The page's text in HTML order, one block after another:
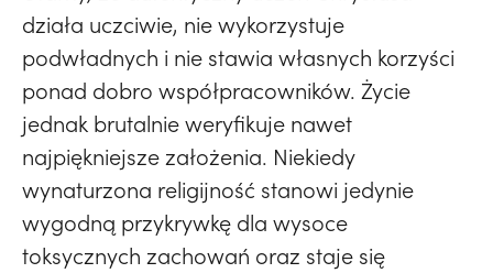
działa uczciwie, nie wykorzystuje
podwładnych i nie stawia własnych korzyści
ponad dobro współpracowników. Życie
jednak brutalnie weryfikuje nawet
najpiękniejsze założenia. Niekiedy
wynaturzona religijność stanowi jedynie
wygodną przykrywkę dla wysoce
toksycznych zachowań oraz staje się